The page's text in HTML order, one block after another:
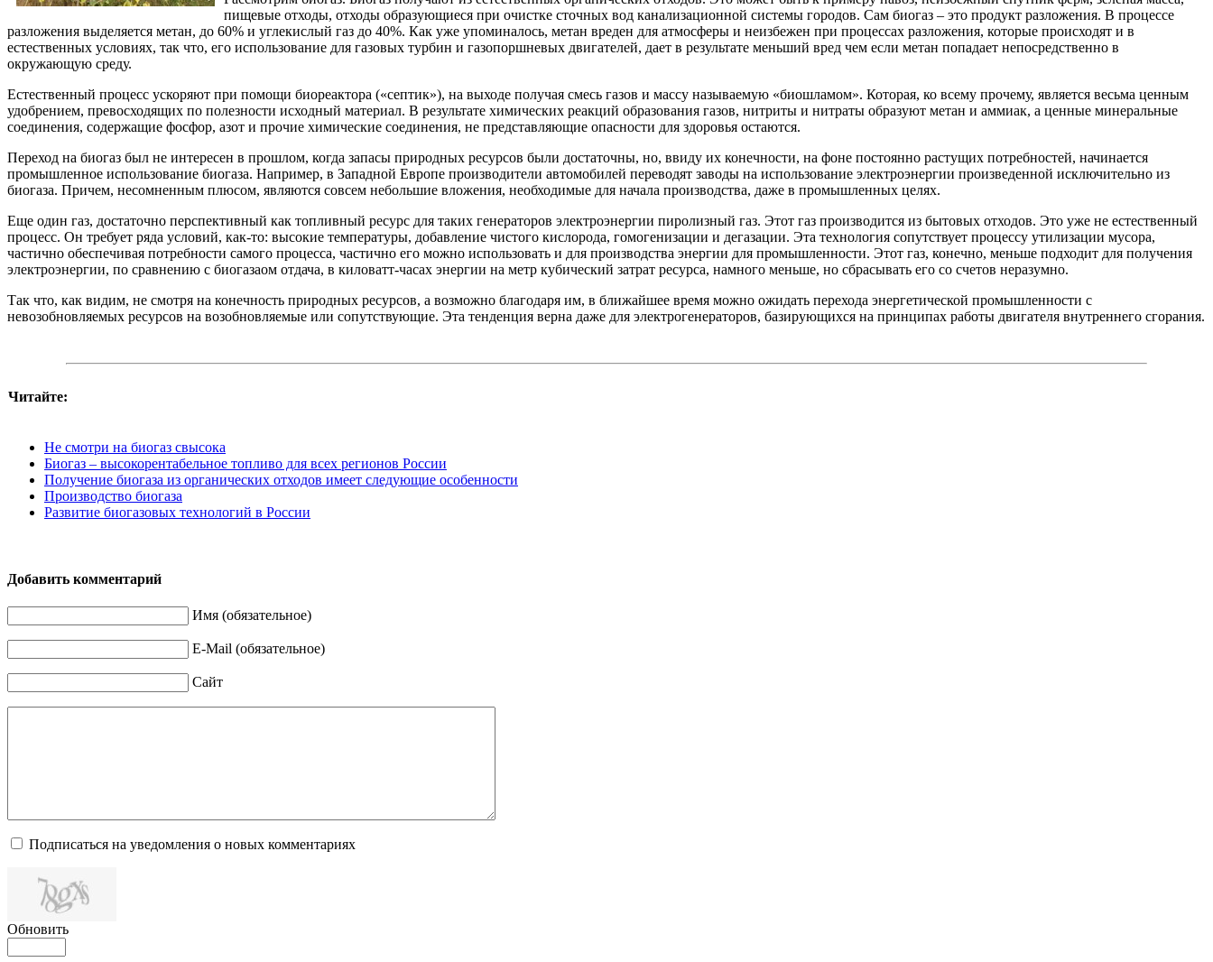
пищевые отходы, отходы образующиеся при очистке сточных вод канализационной системы городов. Сам биогаз – это продукт разложения. В процессе
разложения выделяется метан, до 60% и углекислый газ до 40%. Как уже упоминалось, метан вреден для атмосферы и неизбежен при процессах разложения, которые происходят и в
естественных условиях, так что, его использование для газовых турбин и газопоршневых двигателей, дает в результате меньший вред чем если метан попадает непосредственно в
окружающую среду.
Естественный процесс ускоряют при помощи биореактора («септик»), на выходе получая смесь газов и массу называемую «биошламом». Которая, ко всему прочему, является весьма ценным
удобрением, превосходящих по полезности исходный материал. В результате химических реакций образования газов, нитриты и нитраты образуют метан и аммиак, а ценные минеральные
соединения, содержащие фосфор, азот и прочие химические соединения, не представляющие опасности для здоровья остаются.
Переход на биогаз был не интересен в прошлом, когда запасы природных ресурсов были достаточны, но, ввиду их конечности, на фоне постоянно растущих потребностей, начинается
промышленное использование биогаза. Например, в Западной Европе производители автомобилей переводят заводы на использование электроэнергии произведенной исключительно из
биогаза. Причем, несомненным плюсом, являются совсем небольшие вложения, необходимые для начала производства, даже в промышленных целях.
Еще один газ, достаточно перспективный как топливный ресурс для таких генераторов электроэнергии пиролизный газ. Этот газ производится из бытовых отходов. Это уже не естественный
процесс. Он требует ряда условий, как-то: высокие температуры, добавление чистого кислорода, гомогенизации и дегазации. Эта технология сопутствует процессу утилизации мусора,
частично обеспечивая потребности самого процесса, частично его можно использовать и для производства энергии для промышленности. Этот газ, конечно, меньше подходит для получения
электроэнергии, по сравнению с биогазаом отдача, в киловатт-часах энергии на метр кубический затрат ресурса, намного меньше, но сбрасывать его со счетов неразумно.
Так что, как видим, не смотря на конечность природных ресурсов, а возможно благодаря им, в ближайшее время можно ожидать перехода энергетической промышленности с
невозобновляемых ресурсов на возобновляемые или сопутствующие. Эта тенденция верна даже для электрогенераторов, базирующихся на принципах работы двигателя внутреннего сгорания.
Читайте:
Не смотри на биогаз свысока
Биогаз – высокорентабельное топливо для всех регионов России
Получение биогаза из органических отходов имеет следующие особенности
Производство биогаза
Развитие биогазовых технологий в России
Добавить комментарий
Имя (обязательное)
E-Mail (обязательное)
Сайт
Подписаться на уведомления о новых комментариях
Обновить